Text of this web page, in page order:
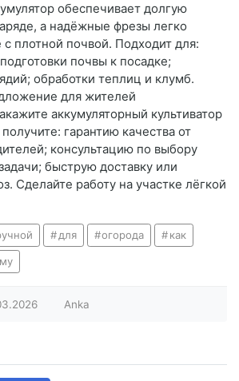
обеспечивает долгую
а надёжные фрезы легко
плотной почвой. Подходит для:
почвы к посадке;
обработки теплиц и клумб.
для жителей
аккумуляторный культиватор
гарантию качества от
консультацию по выбору
быструю доставку или
Сделайте работу на участке лёгкой
для огорода как
Anka